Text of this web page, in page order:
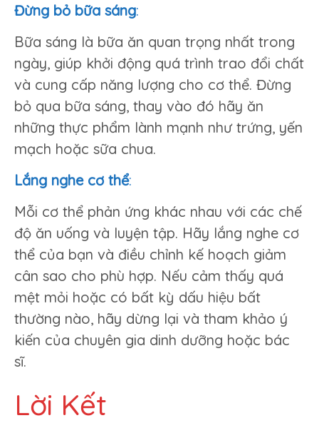
Đừng bỏ bữa sáng:
Bữa sáng là bữa ăn quan trọng nhất trong
ngày, giúp khởi động quá trình trao đổi chất
và cung cấp năng lượng cho cơ thể. Đừng
bỏ qua bữa sáng, thay vào đó hãy ăn
những thực phẩm lành mạnh như trứng, yến
mạch hoặc sữa chua.
Lắng nghe cơ thể:
Mỗi cơ thể phản ứng khác nhau với các chế
độ ăn uống và luyện tập. Hãy lắng nghe cơ
thể của bạn và điều chỉnh kế hoạch giảm
cân sao cho phù hợp. Nếu cảm thấy quá
mệt mỏi hoặc có bất kỳ dấu hiệu bất
thường nào, hãy dừng lại và tham khảo ý
kiến của chuyên gia dinh dưỡng hoặc bác
sĩ.
Lời Kết